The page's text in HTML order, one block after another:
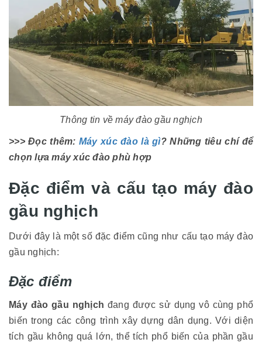
Thông tin về máy đào gầu nghịch
>>> Đọc thêm: Máy xúc đào là gì? Những tiêu chí để
chọn lựa máy xúc đào phù hợp
Đặc điểm và cấu tạo máy đào
gầu nghịch
Dưới đây là một số đặc điểm cũng như cấu tạo máy đào
gầu nghịch:
Đặc điểm
Máy đào gầu nghịch đang được sử dụng vô cùng phổ
biến trong các công trình xây dựng dân dụng. Với diện
tích gầu không quá lớn, thể tích phổ biến của phần gầu